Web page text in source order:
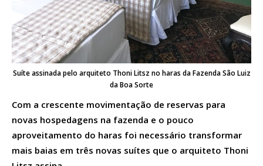
Suíte assinada pelo arquiteto Thoni Litsz no haras da Fazenda São Luiz
da Boa Sorte
Com a crescente movimentação de reservas para
novas hospedagens na fazenda e o pouco
aproveitamento do haras foi necessário transformar
mais baias em três novas suítes que o arquiteto Thoni